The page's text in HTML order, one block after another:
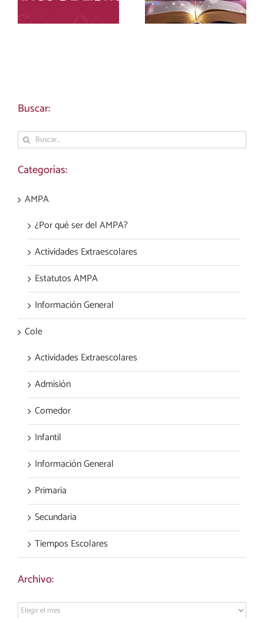
Buscar:
Buscar:
Categorías:
AMPA
¿Por qué ser del AMPA?
Actividades Extraescolares
Estatutos AMPA
Información General
Cole
Actividades Extraescolares
Admisión
Comedor
Infantil
Información General
Primaria
Secundaria
Tiempos Escolares
Archivo:
Archivo: